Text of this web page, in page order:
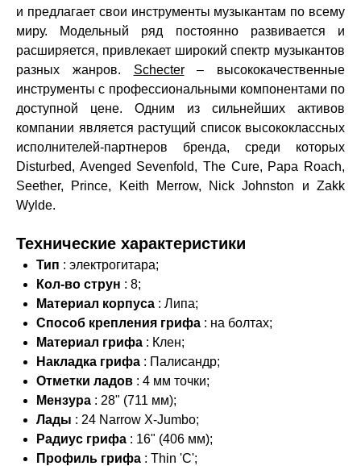
и предлагает свои инструменты музыкантам по всему
миру. Модельный ряд постоянно развивается и
расширяется, привлекает широкий спектр музыкантов
разных жанров. Schecter– высококачественные
инструменты с профессиональными компонентами по
доступной цене. Одним из сильнейших активов
компании является растущий список высококлассных
исполнителей-партнеров бренда, среди которых
Disturbed, Avenged Sevenfold, The Cure, Papa Roach,
Seether, Prince, Keith Merrow, Nick Johnston и Zakk
Wylde.
Технические характеристики
Тип : электрогитара;
Кол-во струн : 8;
Материал корпуса : Липа;
Способ крепления грифа : на болтах;
Материал грифа : Клен;
Накладка грифа : Палисандр;
Отметки ладов : 4 мм точки;
Мензура : 28" (711 мм);
Лады : 24 Narrow X-Jumbo;
Радиус грифа : 16" (406 мм);
Профиль грифа : Thin 'C';